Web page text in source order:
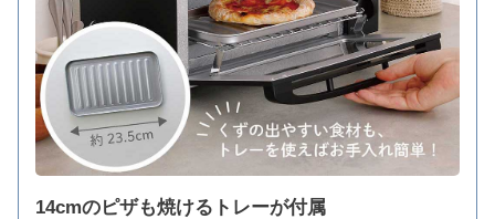
14cmのピザも焼けるトレーが付属